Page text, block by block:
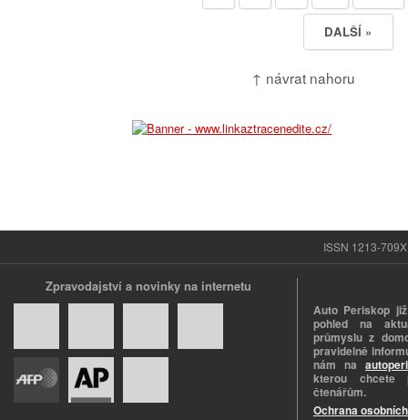
DALŠÍ »
↑ návrat nahoru
ISSN 1213-
Zpravodajství a novinky na internetu
Auto Periskop
pohled na
průmyslu z
pravidelně
nám na
kterou chcete
čtenářům.
Ochrana